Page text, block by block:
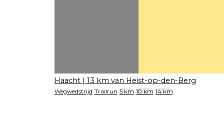
Haacht | 13 km van Heist-op-den-Berg
Wegwedstrijd Trailrun 5 km 10 km 14 km